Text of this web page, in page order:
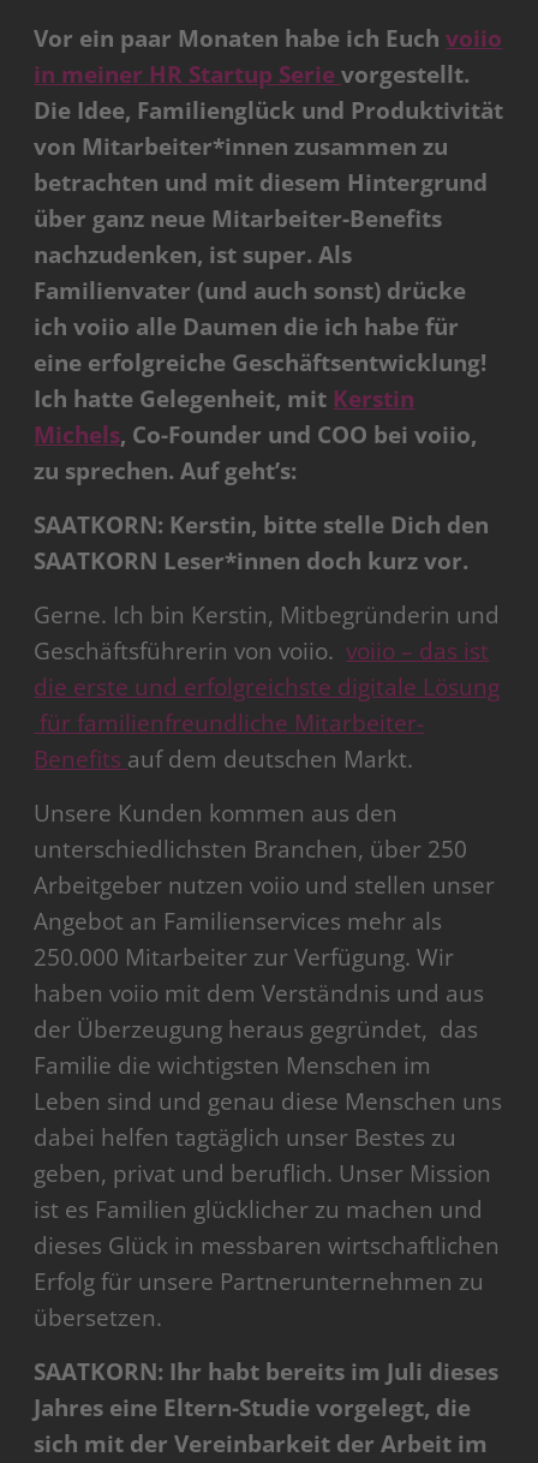
Vor ein paar Monaten habe ich Euchvoiio
in meiner HR Startup Serievorgestellt.
Die Idee, Familienglück und Produktivität
von Mitarbeiter*innen zusammen zu
betrachten und mit diesem Hintergrund
über ganz neue Mitarbeiter-Benefits
nachzudenken, ist super. Als
Familienvater (und auch sonst) drücke
ich voiio alle Daumen die ich habe für
eine erfolgreiche Geschäftsentwicklung!
Ich hatte Gelegenheit, mit Kerstin
Michels, Co-Founder und COO bei voiio,
zu sprechen. Auf geht’s:
SAATKORN: Kerstin, bitte stelle Dich den
SAATKORN Leser*innen doch kurz vor.
Gerne. Ich bin Kerstin, Mitbegründerin und
Geschäftsführerin von voiio.voiio – das ist
die erste und erfolgreichste digitale Lösung
für familienfreundliche Mitarbeiter-
Benefits auf dem deutschen Markt.
Unsere Kunden kommen aus den
unterschiedlichsten Branchen, über 250
Arbeitgeber nutzen voiio und stellen unser
Angebot an Familienservices mehr als
250.000 Mitarbeiter zur Verfügung. Wir
haben voiio mit dem Verständnis und aus
der Überzeugung heraus gegründet, das
Familie die wichtigsten Menschen im
Leben sind und genau diese Menschen uns
dabei helfen tagtäglich unser Bestes zu
geben, privat und beruflich. Unser Mission
ist es Familien glücklicher zu machen und
dieses Glück in messbaren wirtschaftlichen
Erfolg für unsere Partnerunternehmen zu
übersetzen.
SAATKORN: Ihr habt bereits im Juli dieses
Jahres eine Eltern-Studie vorgelegt, die
sich mit der Vereinbarkeit der Arbeit im